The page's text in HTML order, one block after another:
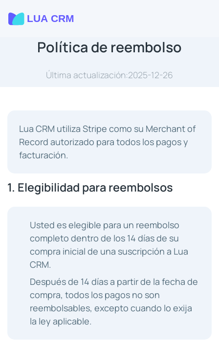
Política de reembolso
Última actualización:2025-12-26
Lua CRM utiliza Stripe como su Merchant of
Record autorizado para todos los pagos y
facturación.
1. Elegibilidad para reembolsos
Usted es elegible para un reembolso
completo dentro de los 14 días de su
compra inicial de una suscripción a Lua
CRM.
Después de 14 días a partir de la fecha de
compra, todos los pagos no son
reembolsables, excepto cuando lo exija
la ley aplicable.